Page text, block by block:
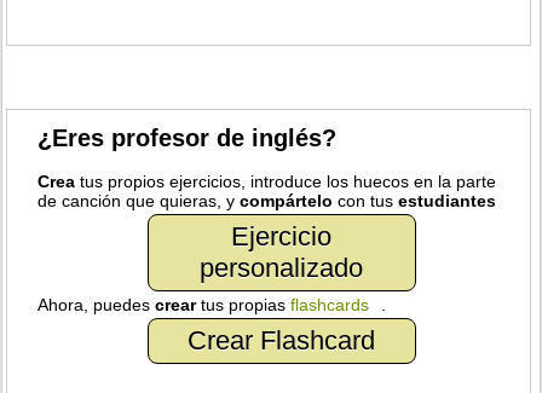
¿Eres profesor de inglés?
Crea tus propios ejercicios, introduce los huecos en la parte
de canción que quieras, ycompártelo con tusestudiantes
Ejercicio
personalizado
Ahora, puedescreartus propiasflashcards
Crear Flashcard